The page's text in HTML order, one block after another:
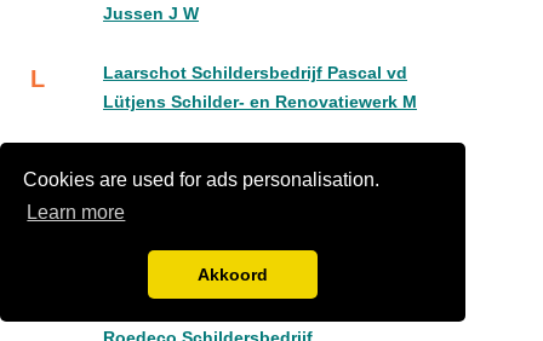
Cookies are used for ads personalisation.
Learn more
Akkoord
Jussen J W
L
Laarschot Schildersbedrijf Pascal vd
Lütjens Schilder- en Renovatiewerk M
M
P PRM Schilderservice BV
RS Schilderwerken